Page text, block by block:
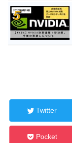
Twitter
Pocket